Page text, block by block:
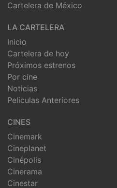
Cartelera de México
LA CARTELERA
Inicio
Cartelera de hoy
Próximos estrenos
Por cine
Noticias
Peliculas Anteriores
CINES
Cinemark
Cineplanet
Cinépolis
Cinerama
Cinestar